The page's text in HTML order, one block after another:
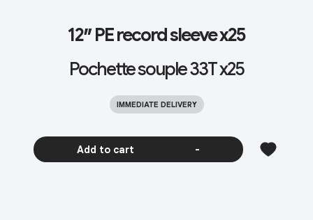
12″ PE record sleeve x25
Pochette souple 33T x25
IMMEDIATE DELIVERY
Add to cart -